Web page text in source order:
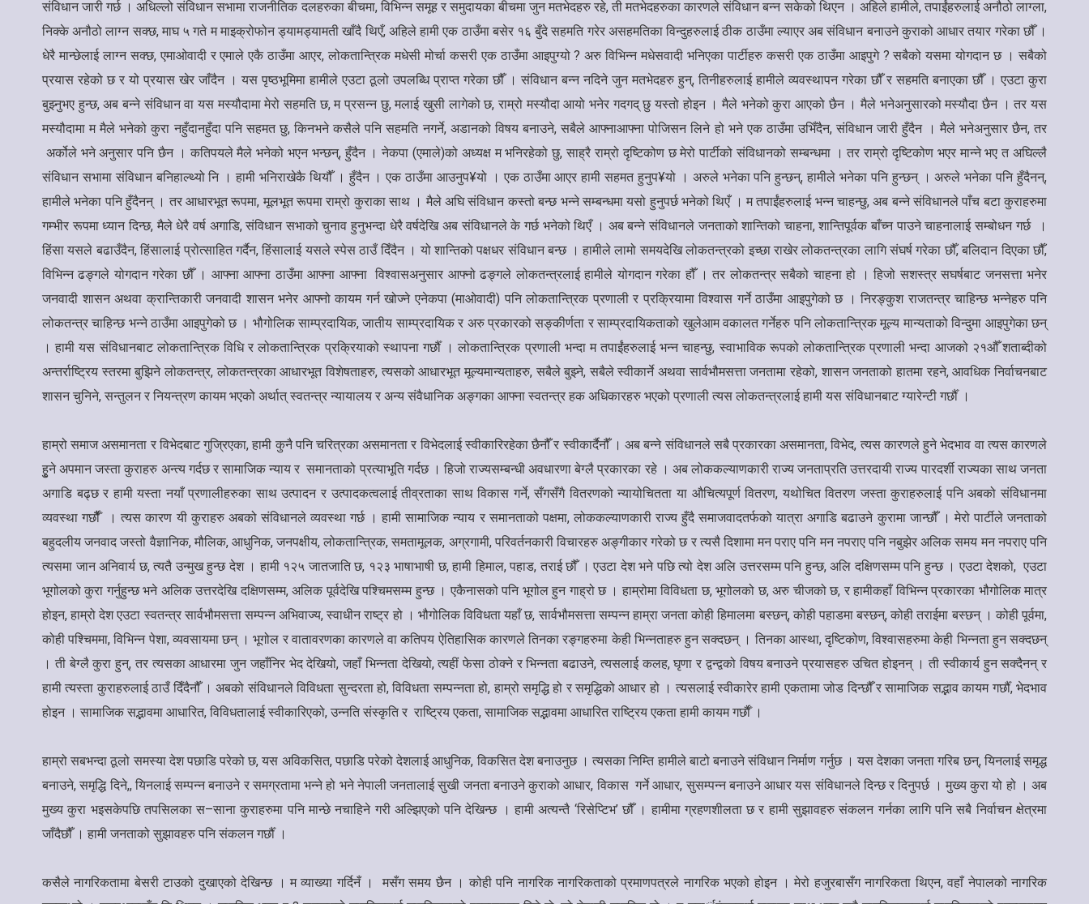
संविधान जारी गर्छ । अधिल्लो संविधान सभामा राजनीतिक दलहरुका बीचमा, विभिन्न समूह र समुदायका बीचमा जुन मतभेदहरु रहे, ती मतभेदहरुका कारणले संविधान बन्न सकेको थिएन । अहिले हामीले, तपाईंहरुलाई अनौठो लाग्ला,
निक्के अनौठो लाग्न सक्छ, माघ ५ गते म माइक्रोफोन ड्यामड्यामती खाँदै थिएँ, अहिले हामी एक ठाउँमा बसेर १६ बुँदे सहमति गरेर असहमतिका विन्दुहरुलाई ठीक ठाउँमा ल्याएर अब संविधान बनाउने कुराको आधार तयार गरेका छौँ ।
धेरै मान्छेलाई लाग्न सक्छ, एमाओवादी र एमाले एकै ठाउँमा आएर, लोकतान्त्रिक मधेसी मोर्चा कसरी एक ठाउँमा आइपुग्यो ? अरु विभिन्न मधेसवादी भनिएका पार्टीहरु कसरी एक ठाउँमा आइपुगे ? सबैको यसमा योगदान छ । सबैको
प्रयास रहेको छ र यो प्रयास खेर जाँदैन । यस पृष्ठभूमिमा हामीले एउटा ठूलो उपलब्धि प्राप्त गरेका छौँ । संविधान बन्न नदिने जुन मतभेदहरु हुन्, तिनीहरुलाई हामीले व्यवस्थापन गरेका छौँ र सहमति बनाएका छौँ । एउटा कुरा
बुझ्नुभए हुन्छ, अब बन्ने संविधान वा यस मस्यौदामा मेरो सहमति छ, म प्रसन्न छु, मलाई खुसी लागेको छ, राम्रो मस्यौदा आयो भनेर गदगद् छु यस्तो होइन । मैले भनेको कुरा आएको छैन । मैले भनेअनुसारको मस्यौदा छैन । तर यस
मस्यौदामा म मैले भनेको कुरा नहुँदानहुँदा पनि सहमत छु, किनभने कसैले पनि सहमति नगर्ने, अडानको विषय बनाउने, सबैले आफ्नाआफ्ना पोजिसन लिने हो भने एक ठाउँमा उभिँदैन, संविधान जारी हुँदैन । मैले भनेअनुसार छैन, तर
अर्कोले भने अनुसार पनि छैन । कतिपयले मैले भनेको भएन भन्छन्, हुँदैन । नेकपा (एमाले)को अध्यक्ष म भनिरहेको छु, साह्रै राम्रो दृष्टिकोण छ मेरो पार्टीको संविधानको सम्बन्धमा । तर राम्रो दृष्टिकोण भएर मान्ने भए त अघिल्लै
संविधान सभामा संविधान बनिहाल्थ्यो नि । हामी भनिराखेकै थियौँ । हुँदैन । एक ठाउँमा आउनुप¥यो । एक ठाउँमा आएर हामी सहमत हुनुप¥यो । अरुले भनेका पनि हुन्छन्, हामीले भनेका पनि हुन्छन् । अरुले भनेका पनि हुँदैनन्,
हामीले भनेका पनि हुँदैनन् । तर आधारभूत रूपमा, मूलभूत रूपमा राम्रो कुराका साथ । मैले अघि संविधान कस्तो बन्छ भन्ने सम्बन्धमा यसो हुनुपर्छ भनेको थिएँ । म तपाईंहरुलाई भन्न चाहन्छु, अब बन्ने संविधानले पाँच बटा कुराहरुमा
गम्भीर रूपमा ध्यान दिन्छ, मैले धेरै वर्ष अगाडि, संविधान सभाको चुनाव हुनुभन्दा धेरै वर्षदेखि अब संविधानले के गर्छ भनेको थिएँ । अब बन्ने संविधानले जनताको शान्तिको चाहना, शान्तिपूर्वक बाँच्न पाउने चाहनालाई सम्बोधन गर्छ ।
हिंसा यसले बढाउँदैन, हिंसालाई प्रोत्साहित गर्दैन, हिंसालाई यसले स्पेस ठाउँ दिँदैन । यो शान्तिको पक्षधर संविधान बन्छ । हामीले लामो समयदेखि लोकतन्त्रको इच्छा राखेर लोकतन्त्रका लागि संघर्ष गरेका छौँ, बलिदान दिएका छौँ,
विभिन्न ढङ्गले योगदान गरेका छौँ । आफ्ना आफ्ना ठाउँमा आफ्ना आफ्ना विश्वासअनुसार आफ्नो ढङ्गले लोकतन्त्रलाई हामीले योगदान गरेका हौँ । तर लोकतन्त्र सबैको चाहना हो । हिजो सशस्त्र सघर्षबाट जनसत्ता भनेर
जनवादी शासन अथवा क्रान्तिकारी जनवादी शासन भनेर आफ्नो कायम गर्न खोज्ने एनेकपा (माओवादी) पनि लोकतान्त्रिक प्रणाली र प्रक्रियामा विश्वास गर्ने ठाउँमा आइपुगेको छ । निरङ्कुश राजतन्त्र चाहिन्छ भन्नेहरु पनि
लोकतन्त्र चाहिन्छ भन्ने ठाउँमा आइपुगेको छ । भौगोलिक साम्प्रदायिक, जातीय साम्प्रदायिक र अरु प्रकारको सङ्कीर्णता र साम्प्रदायिकताको खुलेआम वकालत गर्नेहरु पनि लोकतान्त्रिक मूल्य मान्यताको विन्दुमा आइपुगेका छन्
। हामी यस संविधानबाट लोकतान्त्रिक विधि र लोकतान्त्रिक प्रक्रियाको स्थापना गर्छौँ । लोकतान्त्रिक प्रणाली भन्दा म तपाईंहरुलाई भन्न चाहन्छु, स्वाभाविक रूपको लोकतान्त्रिक प्रणाली भन्दा आजको २१औँ शताब्दीको
अन्तर्राष्ट्रिय स्तरमा बुझिने लोकतन्त्र, लोकतन्त्रका आधारभूत विशेषताहरु, त्यसको आधारभूत मूल्यमान्यताहरु, सबैले बुझ्ने, सबैले स्वीकार्ने अथवा सार्वभौमसत्ता जनतामा रहेको, शासन जनताको हातमा रहने, आवधिक निर्वाचनबाट
शासन चुनिने, सन्तुलन र नियन्त्रण कायम भएको अर्थात् स्वतन्त्र न्यायालय र अन्य संवैधानिक अङ्गका आफ्ना स्वतन्त्र हक अधिकारहरु भएको प्रणाली त्यस लोकतन्त्रलाई हामी यस संविधानबाट ग्यारेन्टी गर्छौँ ।
हाम्रो समाज असमानता र विभेदबाट गुज्रिएका, हामी कुनै पनि चरित्रका असमानता र विभेदलाई स्वीकारिरहेका छैनौँ र स्वीकार्दैनौँ । अब बन्ने संविधानले सबै प्रकारका असमानता, विभेद, त्यस कारणले हुने भेदभाव वा त्यस कारणले
हुृने अपमान जस्ता कुराहरु अन्त्य गर्दछ र सामाजिक न्याय र समानताको प्रत्याभूति गर्दछ । हिजो राज्यसम्बन्धी अवधारणा बेग्लै प्रकारका रहे । अब लोककल्याणकारी राज्य जनताप्रति उत्तरदायी राज्य पारदर्शी राज्यका साथ जनता
अगाडि बढ्छ र हामी यस्ता नयाँ प्रणालीहरुका साथ उत्पादन र उत्पादकत्वलाई तीव्रताका साथ विकास गर्ने, सँगसँगै वितरणको न्यायोचितता या औचित्यपूर्ण वितरण, यथोचित वितरण जस्ता कुराहरुलाई पनि अबको संविधानमा
व्यवस्था गर्छौैँ । त्यस कारण यी कुराहरु अबको संविधानले व्यवस्था गर्छ । हामी सामाजिक न्याय र समानताको पक्षमा, लोककल्याणकारी राज्य हुँदै समाजवादतर्फको यात्रा अगाडि बढाउने कुरामा जान्छौँ । मेरो पार्टीले जनताको
बहुदलीय जनवाद जस्तो वैज्ञानिक, मौलिक, आधुनिक, जनपक्षीय, लोकतान्त्रिक, समतामूलक, अग्रगामी, परिवर्तनकारी विचारहरु अङ्गीकार गरेको छ र त्यसै दिशामा मन पराए पनि मन नपराए पनि नबुझेर अलिक समय मन नपराए पनि
त्यसमा जान अनिवार्य छ, त्यतै उन्मुख हुन्छ देश । हामी १२५ जातजाति छ, १२३ भाषाभाषी छ, हामी हिमाल, पहाड, तराई छौँ । एउटा देश भने पछि त्यो देश अलि उत्तरसम्म पनि हुन्छ, अलि दक्षिणसम्म पनि हुन्छ । एउटा देशको, एउटा
भूगोलको कुरा गर्नुहुन्छ भने अलिक उत्तरदेखि दक्षिणसम्म, अलिक पूर्वदेखि पश्चिमसम्म हुन्छ । एकैनासको पनि भूगोल हुन गाह्रो छ । हाम्रोमा विविधता छ, भूगोलको छ, अरु चीजको छ, र हामीकहाँ विभिन्न प्रकारका भौगोलिक मात्र
होइन, हाम्रो देश एउटा स्वतन्त्र सार्वभौमसत्ता सम्पन्न अभिवाज्य, स्वाधीन राष्ट्र हो । भौगोलिक विविधता यहाँ छ, सार्वभौमसत्ता सम्पन्न हाम्रा जनता कोही हिमालमा बस्छन्, कोही पहाडमा बस्छन्, कोही तराईमा बस्छन् । कोही पूर्वमा,
कोही पश्चिममा, विभिन्न पेशा, व्यवसायमा छन् । भूगोल र वातावरणका कारणले वा कतिपय ऐतिहासिक कारणले तिनका रङ्गहरुमा केही भिन्नताहरु हुन सक्दछन् । तिनका आस्था, दृष्टिकोण, विश्वासहरुमा केही भिन्नता हुन सक्दछन्
। ती बेग्लै कुरा हुन्, तर त्यसका आधारमा जुन जहाँनिर भेद देखियो, जहाँ भिन्नता देखियो, त्यहीं फेसा ठोक्ने र भिन्नता बढाउने, त्यसलाई कलह, घृणा र द्वन्द्वको विषय बनाउने प्रयासहरु उचित होइनन् । ती स्वीकार्य हुन सक्दैनन् र
हामी त्यस्ता कुराहरुलाई ठाउँ दिँदैनौँ । अबको संविधानले विविधता सुन्दरता हो, विविधता सम्पन्नता हो, हाम्रो समृद्धि हो र समृद्धिको आधार हो । त्यसलाई स्वीकारेर हामी एकतामा जोड दिन्छौँ र सामाजिक सद्भाव कायम गर्छौँ, भेदभाव
होइन । सामाजिक सद्भावमा आधारित, विविधतालाई स्वीकारिएको, उन्नति संस्कृति र राष्ट्रिय एकता, सामाजिक सद्भावमा आधारित राष्ट्रिय एकता हामी कायम गर्छाैँ ।
हाम्रो सबभन्दा ठूलो समस्या देश पछाडि परेको छ, यस अविकसित, पछाडि परेको देशलाई आधुनिक, विकसित देश बनाउनुछ । त्यसका निम्ति हामीले बाटो बनाउने संविधान निर्माण गर्नुछ । यस देशका जनता गरिब छन्, यिनलाई समृद्ध
बनाउने, समृद्धि दिने,, यिनलाई सम्पन्न बनाउने र समग्रतामा भन्ने हो भने नेपाली जनतालाई सुखी जनता बनाउने कुराको आधार, विकास गर्ने आधार, सुसम्पन्न बनाउने आधार यस संविधानले दिन्छ र दिनुपर्छ । मुख्य कुरा यो हो । अब
मुख्य कुरा भइसकेपछि तपसिलका स–साना कुराहरुमा पनि मान्छे नचाहिने गरी अल्झिएको पनि देखिन्छ । हामी अत्यन्तै ‘रिसेप्टिभ’ छौँ । हामीमा ग्रहणशीलता छ र हामी सुझावहरु संकलन गर्नका लागि पनि सबै निर्वाचन क्षेत्रमा
जाँदैछौँ । हामी जनताको सुझावहरु पनि संकलन गर्छौँ ।
कसैले नागरिकतामा बेसरी टाउको दुखाएको देखिन्छ । म व्याख्या गर्दिनँ । मसँग समय छैन । कोही पनि नागरिक नागरिकताको प्रमाणपत्रले नागरिक भएको होइन । मेरो हजुरबासँग नागरिकता थिएन, वहाँ नेपालको नागरिक